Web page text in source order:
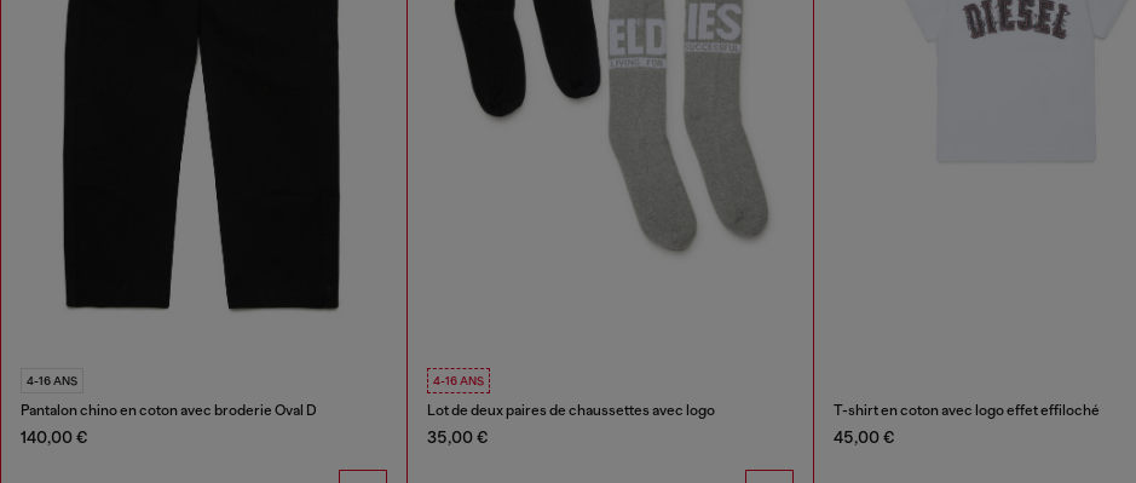
4-16 ANS
Pantalon chino en coton avec broderie Oval D
140,00 €
4-16 ANS
Lot de deux paires de chaussettes avec logo
35,00 €
T-shirt en coton avec logo effet effiloché
45,00 €